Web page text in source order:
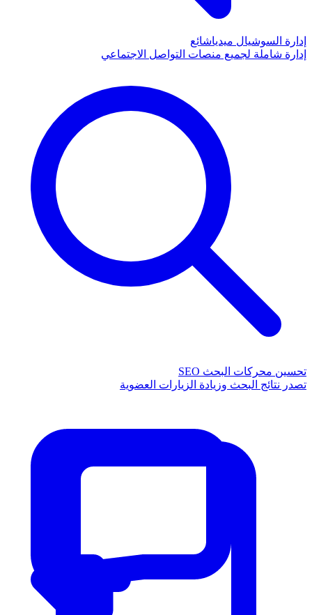
إدارة السوشيال ميدياشائع
إدارة شاملة لجميع منصات التواصل الاجتماعي
تحسين محركات البحث SEO
تصدر نتائج البحث وزيادة الزيارات العضوية